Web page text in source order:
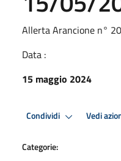
Allerta Arancione n°
Data :
15 maggio 2024
Condividi Vedi
Categorie: